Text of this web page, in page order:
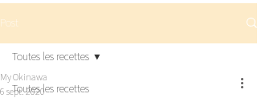
Post
Toutes les recettes
Toutes les recettes
My Okinawa
6 sept. 2020